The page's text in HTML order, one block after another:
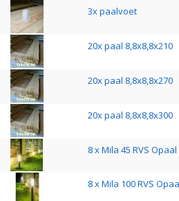
3x paalvoet
20x paal 8,8x8,8x210
20x paal 8,8x8,8x270
20x paal 8,8x8,8x300
8 x Mila 45 RVS
8 x Mila 100 RVS